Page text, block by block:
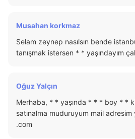
Musahan korkmaz
Selam zeynep nasılsın bende
tanışmak istersen * * yaşındayım
Oğuz Yalçın
Merhaba, * * yaşında * * * boy * *
satınalma muduruyum mail
.com